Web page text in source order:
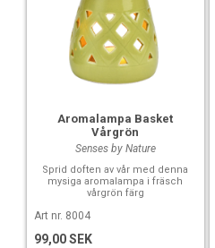
Aromalampa Basket
Vårgrön
Senses by Nature
Sprid doften av vår med denna
mysiga aromalampa i fräsch
vårgrön färg
Art nr. 8004
99,00 SEK